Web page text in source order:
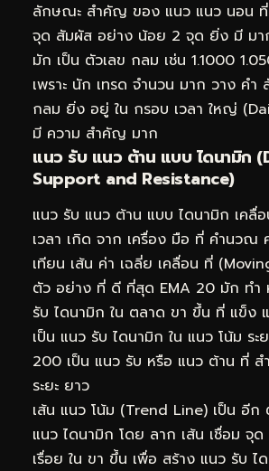
ลักษณะ สำคัญ ของ แนว แนว นอน
จุด สัมผัส อย่าง น้อย 2 จุด ยิ่ง มี ม
มัก เป็น ตัวเลข กลม เช่น 1.1000
เพราะ นัก เทรด จำนวน มาก วาง คำ
กลม ยิ่ง อยู่ ใน กรอบ เวลา ใหญ่
มี ความ สำคัญ มาก
แนว รับ แนว ต้าน แบบ ไดนามิก
Support and Resistance)
แนว รับ แนว ต้าน แบบ ไดนามิก เคลื่
เวลา เกิด จาก เครื่อง มือ ที่ คำนวณ
เทียน เส้น ค่า เฉลี่ย เคลื่อน ที่
ตัว อย่าง ที่ ดี ที่สุด EMA 20 มัก ทำ
รับ ไดนามิก ใน ตลาด ขา ขึ้น ที่ แข็ง
เป็น แนว รับ ไดนามิก ใน แนว โน้ม ระ
200 เป็น แนว รับ หรือ แนว ต้าน ที่
ระยะ ยาว
เส้น แนว โน้ม (Trend Line) เป็น อี
แนว ไดนามิก โดย ลาก เส้น เชื่อม จุ
เรื่อย ใน ขา ขึ้น เพื่อ สร้าง แนว รับ ไ